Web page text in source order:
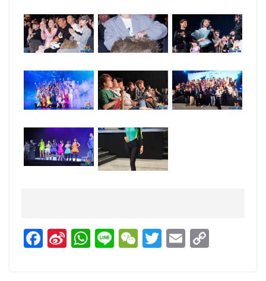
F
a
Si
n
W
h
Li
n
W
e
T
w
E
m